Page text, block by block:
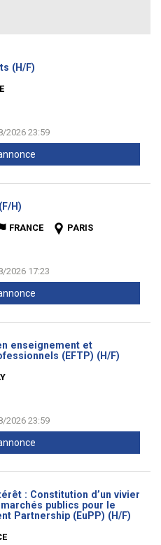
(H/F)
2026 23:59
H)
FRANCE
PARIS
2026 17:23
enseignement et
(EFTP) (H/F)
2026 23:59
: Constitution d’un vivier
publics pour le
Partnership (EuPP) (H/F)